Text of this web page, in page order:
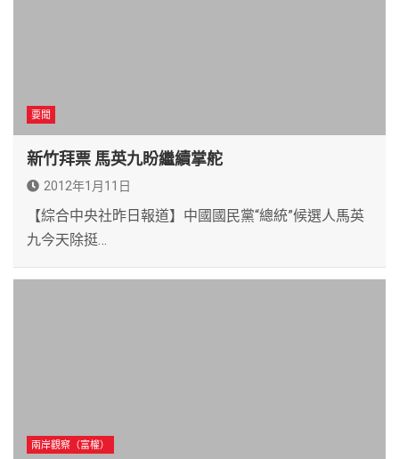
要聞
新竹拜票 馬英九盼繼續掌舵
2012年1月11日
【綜合中央社昨日報道】中國國民黨“總統”候選人馬英
九今天除挺…
兩岸觀察（富權）